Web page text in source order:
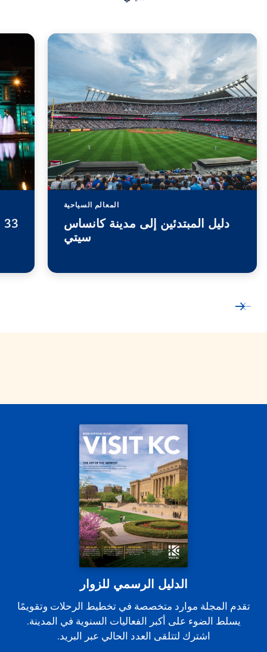
المعالم السياحية
دليل المبتدئين إلى مدينة كانساس
سيتي
الدليل الرسمي للزوار
تقدم المجلة موارد متخصصة في تخطيط الرحلات وتقويمًا
يسلط الضوء على أكبر الفعاليات السنوية في المدينة.
اشترك لتتلقى العدد الحالي عبر البريد.